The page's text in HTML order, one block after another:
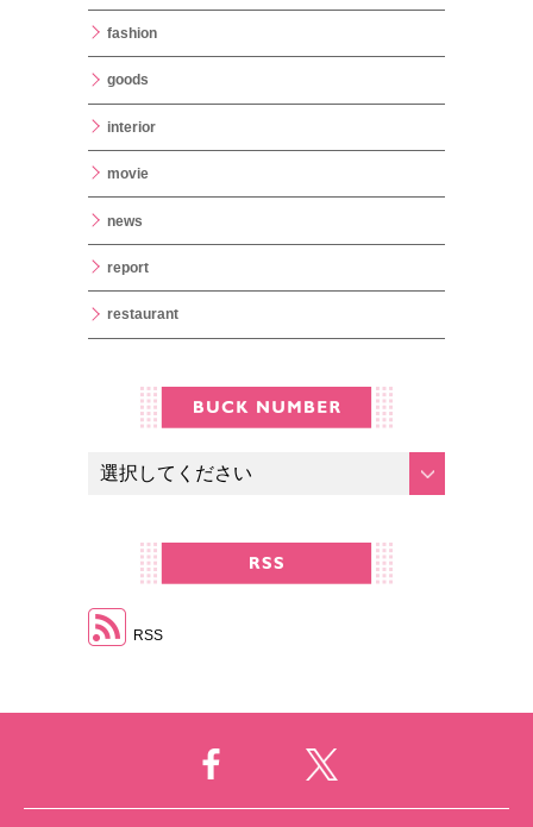
fashion
goods
interior
movie
news
report
restaurant
RSS